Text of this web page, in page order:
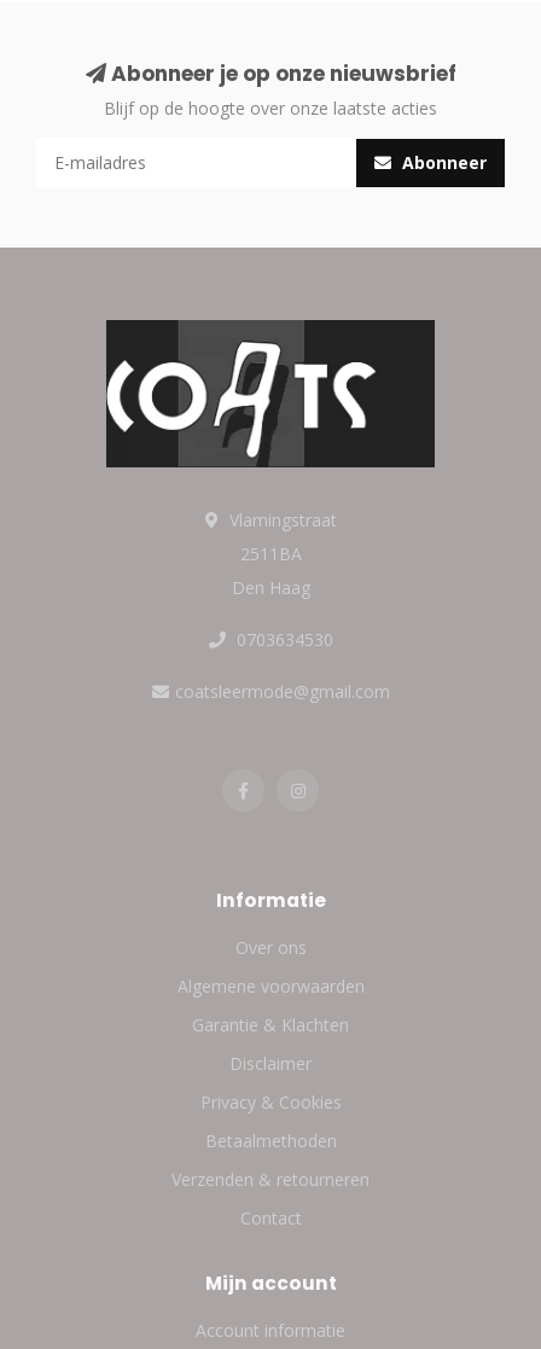
Abonneer je op onze nieuwsbrief
Blijf op de hoogte over onze laatste acties
Abonneer
Vlamingstraat
2511BA
Den Haag
0703634530
coatsleermode@gmail.com
Informatie
Over ons
Algemene voorwaarden
Garantie & Klachten
Disclaimer
Privacy & Cookies
Betaalmethoden
Verzenden & retourneren
Contact
Mijn account
Account informatie